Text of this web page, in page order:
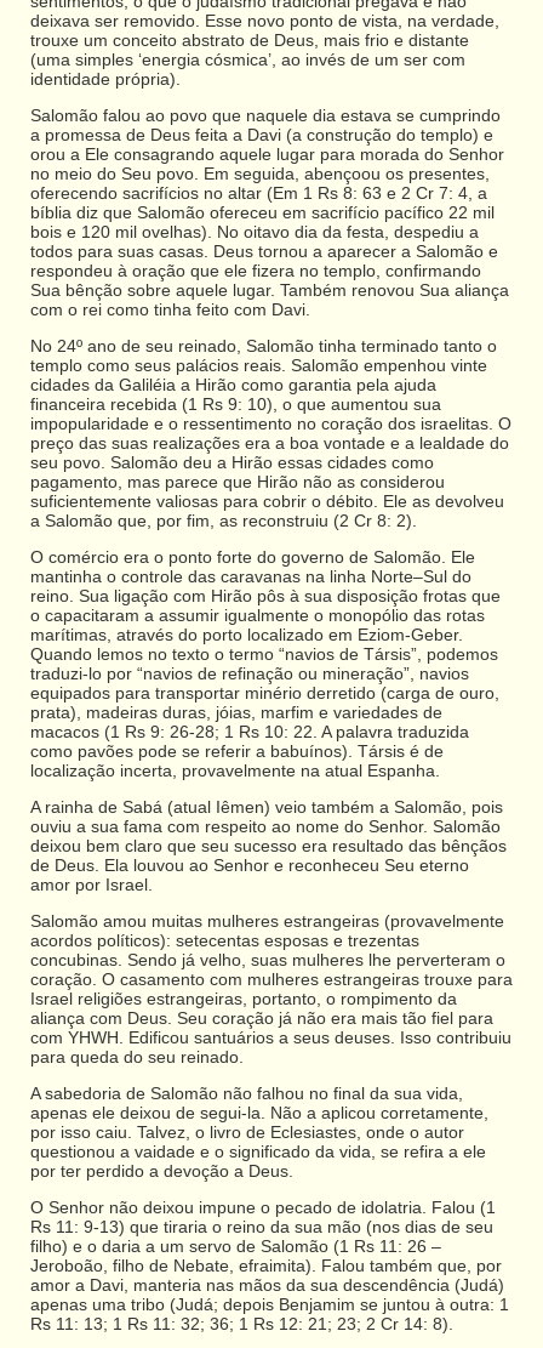
deixava ser removido. Esse novo ponto de vista, na verdade,
trouxe um conceito abstrato de Deus, mais frio e distante
(uma simples ‘energia cósmica’, ao invés de um ser com
identidade própria).
Salomão falou ao povo que naquele dia estava se cumprindo
a promessa de Deus feita a Davi (a construção do templo) e
orou a Ele consagrando aquele lugar para morada do Senhor
no meio do Seu povo. Em seguida, abençoou os presentes,
oferecendo sacrifícios no altar (Em 1 Rs 8: 63 e 2 Cr 7: 4, a
bíblia diz que Salomão ofereceu em sacrifício pacífico 22 mil
bois e 120 mil ovelhas). No oitavo dia da festa, despediu a
todos para suas casas. Deus tornou a aparecer a Salomão e
respondeu à oração que ele fizera no templo, confirmando
Sua bênção sobre aquele lugar. Também renovou Sua aliança
com o rei como tinha feito com Davi.
No 24º ano de seu reinado, Salomão tinha terminado tanto o
templo como seus palácios reais. Salomão empenhou vinte
cidades da Galiléia a Hirão como garantia pela ajuda
financeira recebida (1 Rs 9: 10), o que aumentou sua
impopularidade e o ressentimento no coração dos israelitas. O
preço das suas realizações era a boa vontade e a lealdade do
seu povo. Salomão deu a Hirão essas cidades como
pagamento, mas parece que Hirão não as considerou
suficientemente valiosas para cobrir o débito. Ele as devolveu
a Salomão que, por fim, as reconstruiu (2 Cr 8: 2).
O comércio era o ponto forte do governo de Salomão. Ele
mantinha o controle das caravanas na linha Norte–Sul do
reino. Sua ligação com Hirão pôs à sua disposição frotas que
o capacitaram a assumir igualmente o monopólio das rotas
marítimas, através do porto localizado em Eziom-Geber.
Quando lemos no texto o termo “navios de Társis”, podemos
traduzi-lo por “navios de refinação ou mineração”, navios
equipados para transportar minério derretido (carga de ouro,
prata), madeiras duras, jóias, marfim e variedades de
macacos (1 Rs 9: 26-28; 1 Rs 10: 22. A palavra traduzida
como pavões pode se referir a babuínos). Társis é de
localização incerta, provavelmente na atual Espanha.
A rainha de Sabá (atual Iêmen) veio também a Salomão, pois
ouviu a sua fama com respeito ao nome do Senhor. Salomão
deixou bem claro que seu sucesso era resultado das bênçãos
de Deus. Ela louvou ao Senhor e reconheceu Seu eterno
amor por Israel.
Salomão amou muitas mulheres estrangeiras (provavelmente
acordos políticos): setecentas esposas e trezentas
concubinas. Sendo já velho, suas mulheres lhe perverteram o
coração. O casamento com mulheres estrangeiras trouxe para
Israel religiões estrangeiras, portanto, o rompimento da
aliança com Deus. Seu coração já não era mais tão fiel para
com YHWH. Edificou santuários a seus deuses. Isso contribuiu
para queda do seu reinado.
A sabedoria de Salomão não falhou no final da sua vida,
apenas ele deixou de segui-la. Não a aplicou corretamente,
por isso caiu. Talvez, o livro de Eclesiastes, onde o autor
questionou a vaidade e o significado da vida, se refira a ele
por ter perdido a devoção a Deus.
O Senhor não deixou impune o pecado de idolatria. Falou (1
Rs 11: 9-13) que tiraria o reino da sua mão (nos dias de seu
filho) e o daria a um servo de Salomão (1 Rs 11: 26 –
Jeroboão, filho de Nebate, efraimita). Falou também que, por
amor a Davi, manteria nas mãos da sua descendência (Judá)
apenas uma tribo (Judá; depois Benjamim se juntou à outra: 1
Rs 11: 13; 1 Rs 11: 32; 36; 1 Rs 12: 21; 23; 2 Cr 14: 8).